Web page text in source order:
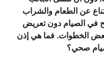
عن الطعام والشراب
في الصيام دون تعريض
الخطوات. فما هي إذن
صحي؟